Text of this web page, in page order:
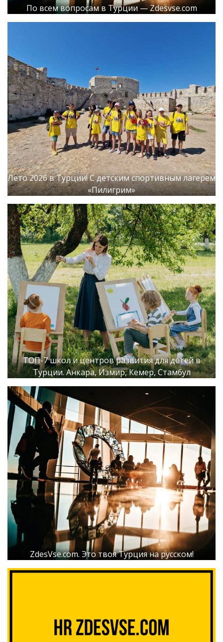
По всем вопросам в Турции — Zdesvse.com
Лето 2026 в Турции! С детским спортивным лагерем
«Пилигрим»
ТОП-7 школ и центров развития для детей в
Турции. Анкара, Измир, Кемер, Стамбул
ZdesVse.com. Это твоя Турция на русском!